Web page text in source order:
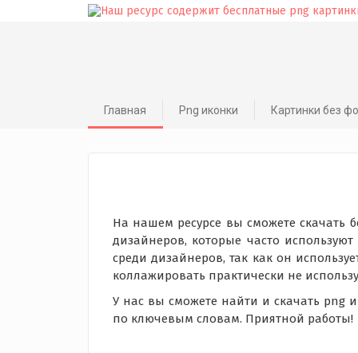
Главная Png иконки Картинки без
На нашем ресурсе вы сможете скачать
дизайнеров, которые часто
среди дизайнеров, так как он
коллажировать практически не
У нас вы сможете найти и скачать png
по ключевым словам. Приятной работы!